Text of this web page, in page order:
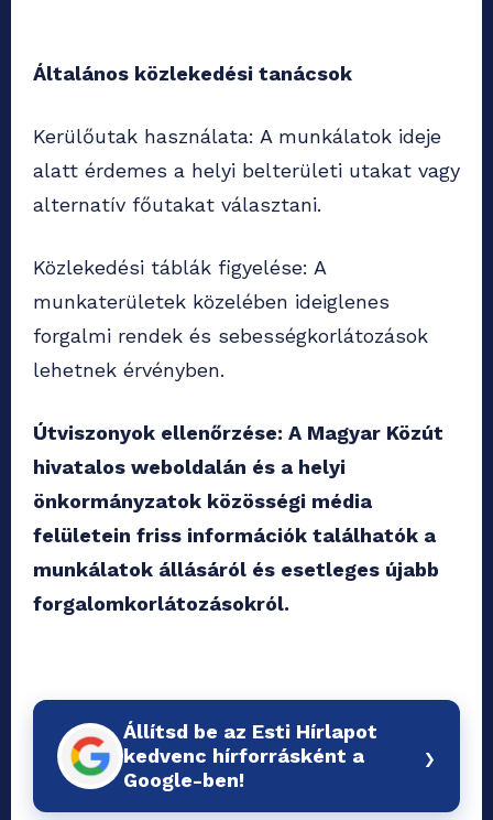
Általános közlekedési tanácsok
Kerülőutak használata: A munkálatok ideje
alatt érdemes a helyi belterületi utakat vagy
alternatív főutakat választani.
Közlekedési táblák figyelése: A
munkaterületek közelében ideiglenes
forgalmi rendek és sebességkorlátozások
lehetnek érvényben.
Útviszonyok ellenőrzése: A Magyar Közút
hivatalos weboldalán és a helyi
önkormányzatok közösségi média
felületein friss információk találhatók a
munkálatok állásáról és esetleges újabb
forgalomkorlátozásokról.
Állítsd be az Esti Hírlapot
kedvenc hírforrásként a
Google-ben!
›